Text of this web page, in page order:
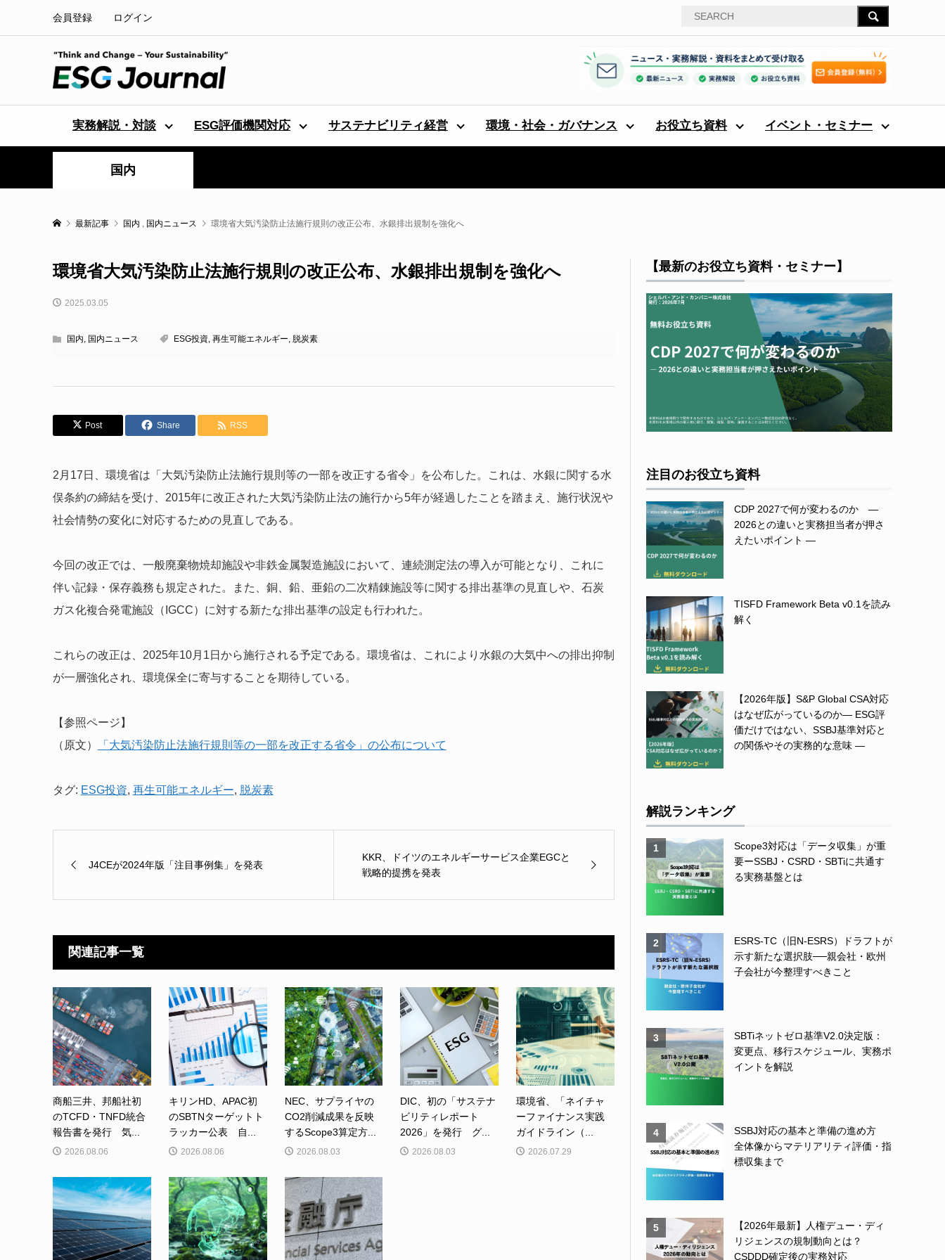
会員登録 ログイン
実務解説・対談 ESG評価機関対応 サステナビリティ経営 環境・社会・ガバナンス お役立ち資料 イベント・セミナー
国内
最新記事 国内 , 国内ニュース 環境省大気汚染防止法施行規則の改正公布、水銀排出規制を強化へ
環境省大気汚染防止法施行規則の改正公布、水銀排出規制を強化へ
2025.03.05
国内, 国内ニュース ESG投資, 再生可能エネルギー, 脱炭素
Post Share RSS
2月17日、環境省は「大気汚染防止法施行規則等の一部を改正する省令」を公布した。これは、水銀に関する水
俣条約の締結を受け、2015年に改正された大気汚染防止法の施行から5年が経過したことを踏まえ、施行状況や
社会情勢の変化に対応するための見直しである。
今回の改正では、一般廃棄物焼却施設や非鉄金属製造施設において、連続測定法の導入が可能となり、これに
伴い記録・保存義務も規定された。また、銅、鉛、亜鉛の二次精錬施設等に関する排出基準の見直しや、石炭
ガス化複合発電施設（IGCC）に対する新たな排出基準の設定も行われた。
これらの改正は、2025年10月1日から施行される予定である。環境省は、これにより水銀の大気中への排出抑制
が一層強化され、環境保全に寄与することを期待している。
【参照ページ】
（原文）
「大気汚染防止法施行規則等の一部を改正する省令」の公布について
タグ: ESG投資, 再生可能エネルギー, 脱炭素
J4CEが2024年版「注目事例集」を発表
KKR、ドイツのエネルギーサービス企業EGCと
戦略的提携を発表
関連記事一覧
商船三井、邦船社初
のTCFD・TNFD統合
報告書を発行 気...
2026.08.06
キリンHD、APAC初
のSBTNターゲットト
ラッカー公表 自...
2026.08.06
NEC、サプライヤの
CO2削減成果を反映
するScope3算定方...
2026.08.03
DIC、初の「サステナ
ビリティレポート
2026」を発行 グ...
2026.08.03
環境省、「ネイチャ
ーファイナンス実践
ガイドライン（...
2026.07.29
【最新のお役立ち資料・セミナー】
注目のお役立ち資料
CDP 2027で何が変わるのか ―
2026との違いと実務担当者が押さ
えたいポイント ―
TISFD Framework Beta v0.1を読み
解く
【2026年版】S&P Global CSA対応
はなぜ広がっているのか― ESG評
価だけではない、SSBJ基準対応と
の関係やその実務的な意味 ―
解説ランキング
1
Scope3対応は「データ収集」が重
要ーSSBJ・CSRD・SBTiに共通す
る実務基盤とは
2
ESRS-TC（旧N-ESRS）ドラフトが
示す新たな選択肢──親会社・欧州
子会社が今整理すべきこと
3
SBTiネットゼロ基準V2.0決定版：
変更点、移行スケジュール、実務ポ
イントを解説
4
SSBJ対応の基本と準備の進め方
全体像からマテリアリティ評価・指
標収集まで
5
【2026年最新】人権デュー・ディ
リジェンスの規制動向とは？
CSDDD確定後の実務対応